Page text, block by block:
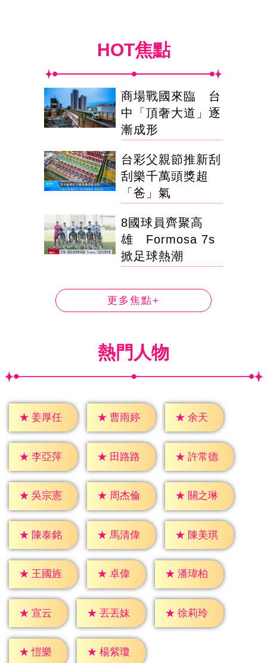
HOT焦點
商場戰國來臨 台
中「頂奢大道」逐
漸成形
台彩父親節推新刮
刮樂千萬頭獎超
「爸」氣
8國球員齊聚高
雄 Formosa 7s
掀足球熱潮
更多焦點+
熱門人物
★ 姜厚任 ★ 曹雨婷 ★ 余天
★ 李亞萍 ★ 田路路 ★ 許常德
★ 吳宗憲 ★ 周杰倫 ★ 關之琳
★ 陳泰銘 ★ 馬清偉 ★ 陳美琪
★ 王國旌 ★ 卓偉 ★ 潘瑋柏
★ 宣云 ★ 丟丟妹 ★ 徐莉玲
★ 愷樂 ★ 楊紫瓊